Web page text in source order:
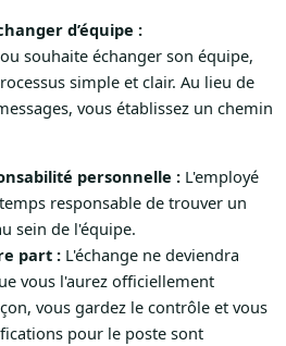
d’équipe :
souhaite échanger son équipe,
simple et clair. Au lieu de
vous établissez un chemin
personnelle : L'employé
responsable de trouver un
sein de l'équipe.
part : L'échange ne deviendra
vous l'aurez officiellement
vous gardez le contrôle et vous
pour le poste sont